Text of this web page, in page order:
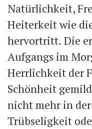
Natürlichkeit,
Heiterkeit wie
hervortritt. Die
Aufgangs im
Herrlichkeit der
Schönheit
nicht mehr in
Trübseligkeit